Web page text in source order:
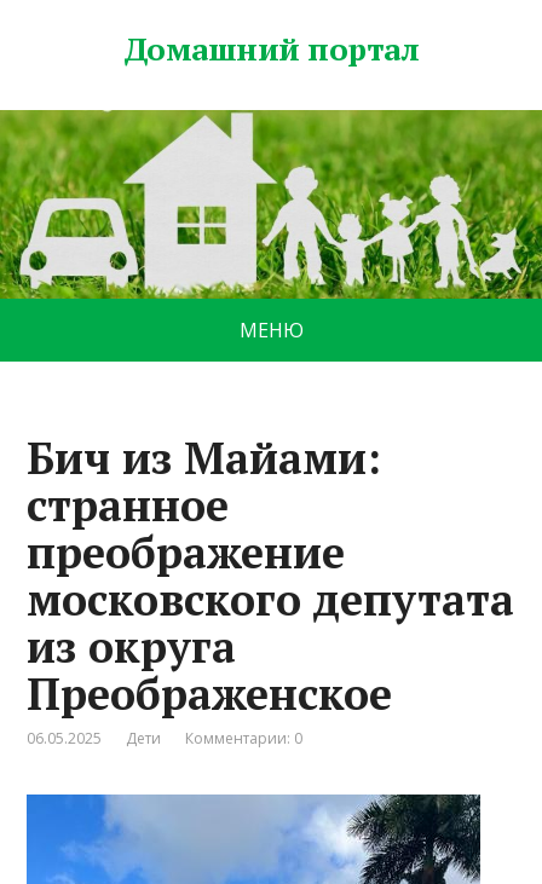
Домашний портал
МЕНЮ
Бич из Майами:
странное
преображение
московского депутата
из округа
Преображенское
06.05.2025 Дети Комментарии: 0